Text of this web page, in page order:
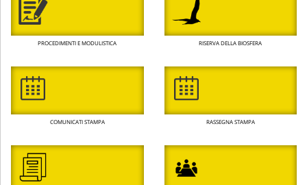
PROCEDIMENTI E MODULISTICA RISERVA DELLA BIOSFERA
COMUNICATI STAMPA RASSEGNA STAMPA